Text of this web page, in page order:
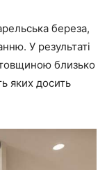
береза,
У результаті
близько
яких досить